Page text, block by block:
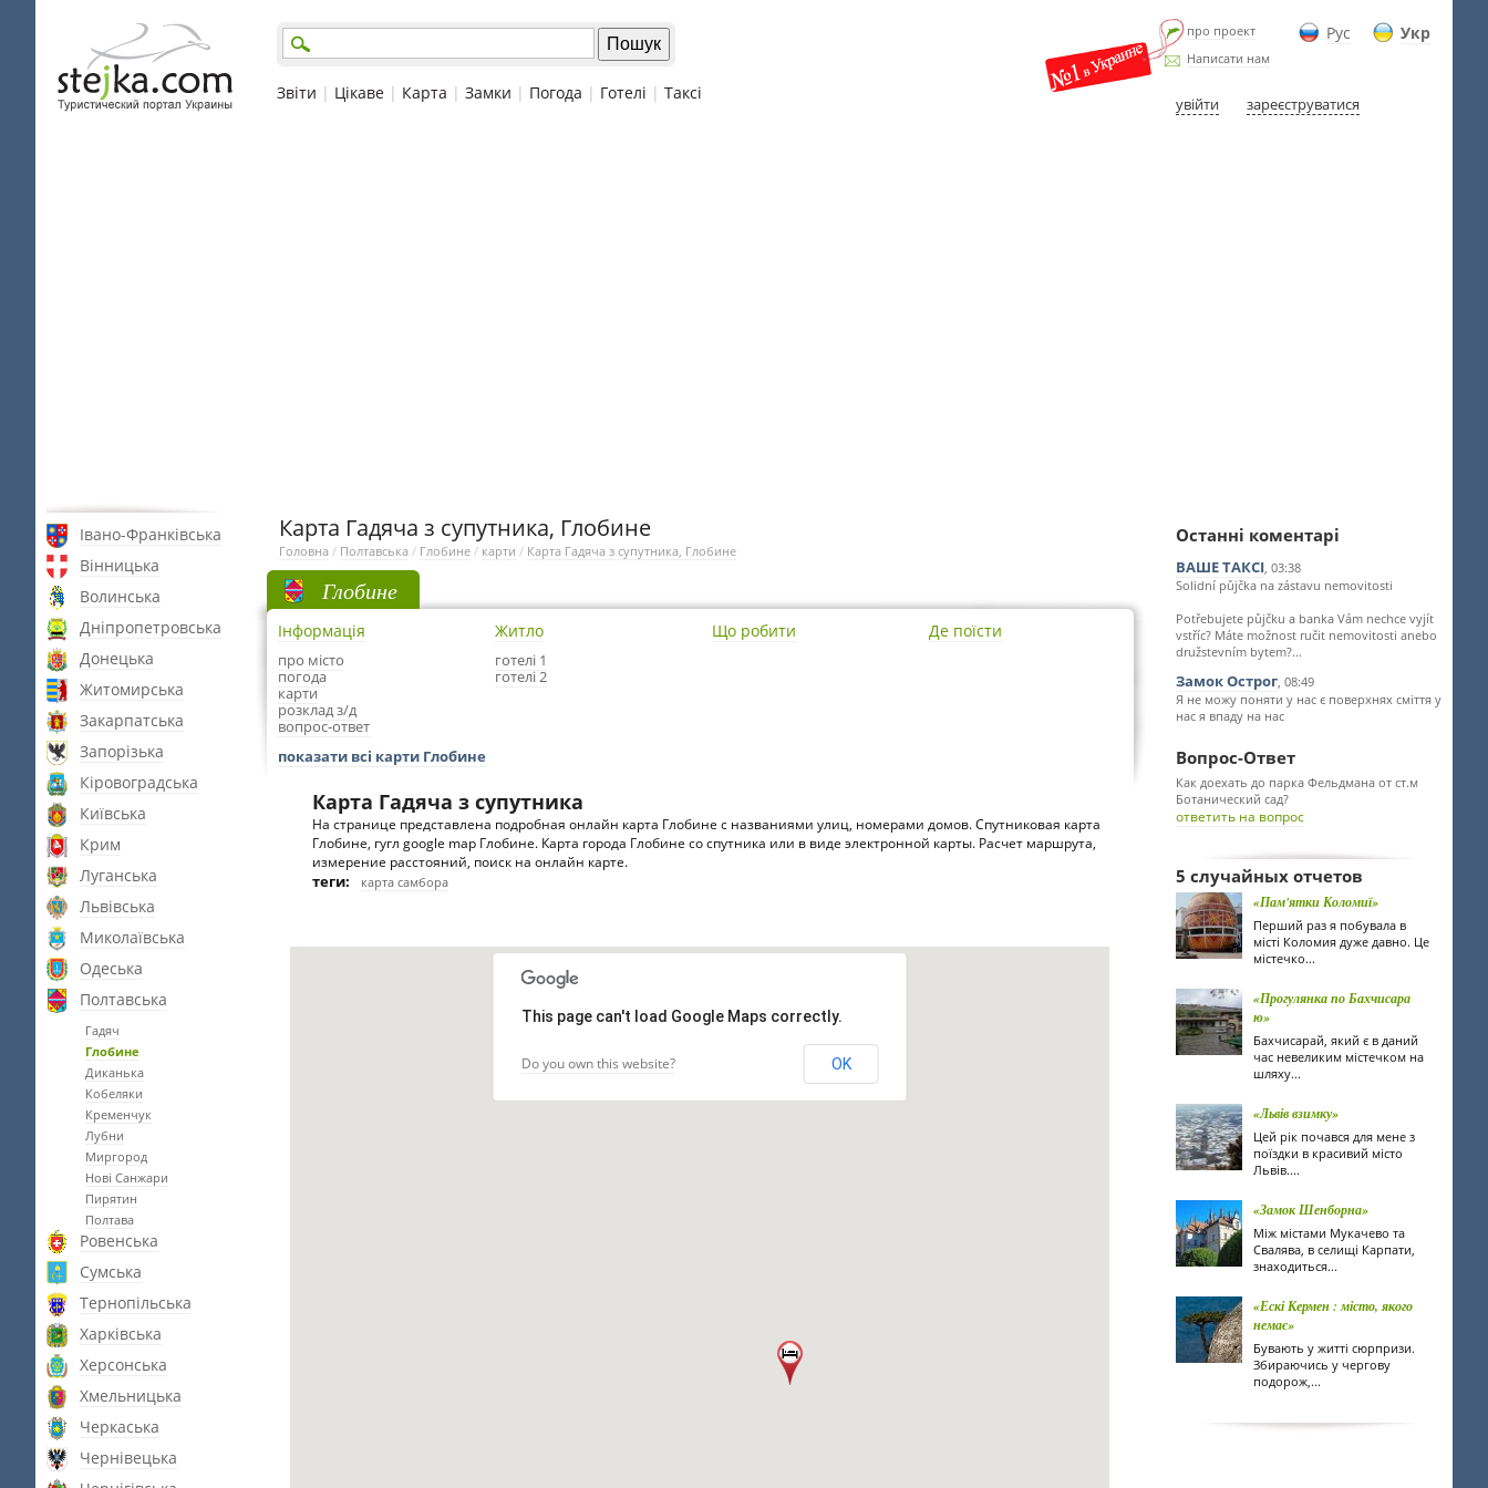
Рус Укр
про проект
Написати нам
увійти зареєструватися
Звіти | Цікаве | Карта | Замки | Погода | Готелі | Таксі
Івано-Франківська
Вінницька
Волинська
Дніпропетровська
Донецька
Житомирська
Закарпатська
Запорізька
Кіровоградська
Київська
Крим
Луганська
Львівська
Миколаївська
Одеська
Полтавська
Гадяч
Глобине
Диканька
Кобеляки
Кременчук
Лубни
Миргород
Нові Санжари
Пирятин
Полтава
Ровенська
Сумська
Тернопільська
Харківська
Херсонська
Хмельницька
Черкаська
Чернівецька
Карта Гадяча з супутника, Глобине
Головна / Полтавська / Глобине / карти / Карта Гадяча з супутника, Глобине
Глобине
Інформація
про місто
погода
карти
розклад з/д
вопрос-ответ
Житло
готелі 1
готелі 2
Що робити Де поїсти
показати всі карти Глобине
Карта Гадяча з супутника
На странице представлена подробная онлайн карта Глобине с названиями улиц, номерами домов. Спутниковая карта
Глобине, гугл google map Глобине. Карта города Глобине со спутника или в виде электронной карты. Расчет маршрута,
измерение расстояний, поиск на онлайн карте.
теги: карта самбора
This page can't load Google Maps correctly.
Do you own this website? OK
Останні коментарі
ВАШЕ ТАКСІ, 03:38
Solidní půjčka na zástavu nemovitosti
Potřebujete půjčku a banka Vám nechce vyjít
vstříc? Máte možnost ručit nemovitosti anebo
družstevním bytem?...
Замок Острог, 08:49
Я не можу поняти у нас є поверхнях сміття у
нас я впаду на нас
Вопрос-Ответ
Как доехать до парка Фельдмана от ст.м
Ботанический сад?
ответить на вопрос
5 случайных отчетов
«Пам'ятки Коломиї»
Перший раз я побувала в
місті Коломия дуже давно. Це
містечко...
«Прогулянка по Бахчисара
ю»
Бахчисарай, який є в даний
час невеликим містечком на
шляху...
«Львів взимку»
Цей рік почався для мене з
поїздки в красивий місто
Львів....
«Замок Шенборна»
Між містами Мукачево та
Свалява, в селищі Карпати,
знаходиться...
«Ескі Кермен : місто, якого
немає»
Бувають у житті сюрпризи.
Збираючись у чергову
подорож,...